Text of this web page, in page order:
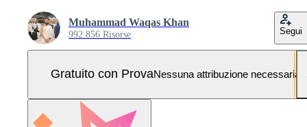
Muhammad Waqas Khan
992.856 Risorse Segui
Gratuito con ProvaNessuna attribuzione necessaria